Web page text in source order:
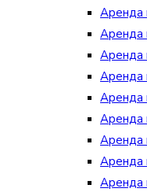
Аренда
Аренда
Аренда
Аренда
Аренда
Аренда
Аренда
Аренда
Аренда